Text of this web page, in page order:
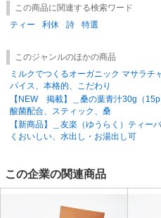
そして2023年2月には、食品安全マ
格“FSSC22000”を取得。
皆様に持続して安全な製品を提供す
に世界基準にまで強化されたと言えま
【重要】賞味期限について
弊社では賞味期限が3か月以上ある
いてのお問い合わせは対応しており
きご注文をお願いいたします。
この商品に関連する検索ワード
ティー
利休 詩 特選
このジャンルのほかの商品
ミルクでつくるオーガニック マサラ
パイス、本格的、こだわり
【NEW 掲載】＿桑の葉青汁30g（
酸菌配合、スティック、桑
【新商品】＿友楽（ゆうらく）ティ
くおいしい、水出し・お湯出し可
この企業の関連商品